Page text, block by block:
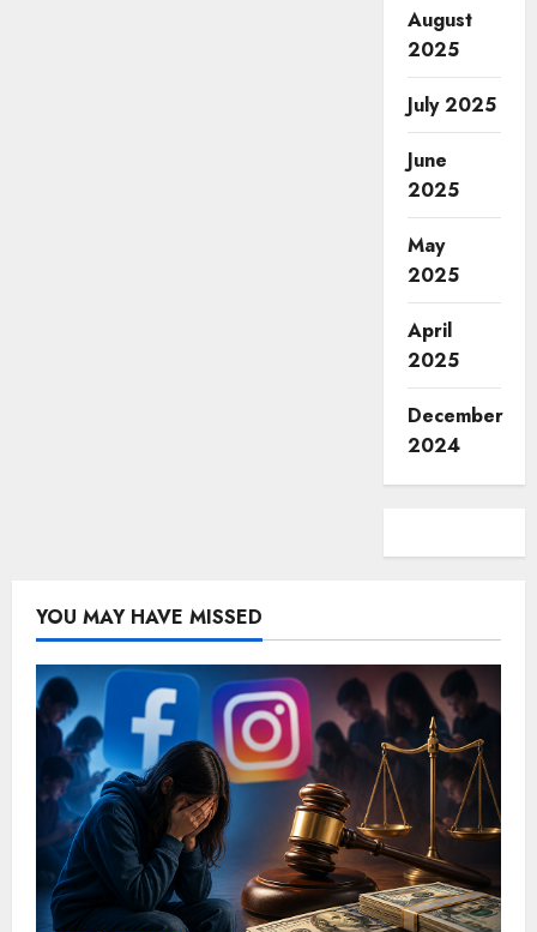
August
2025
July 2025
June
2025
May
2025
April
2025
December
2024
YOU MAY HAVE MISSED